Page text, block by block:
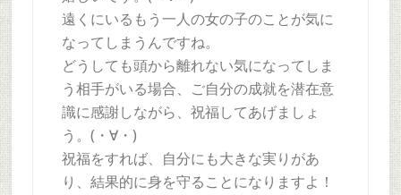
遠くにいるもう一人の女の子のことが気に
なってしまうんですね。
どうしても頭から離れない気になってしま
う相手がいる場合、ご自分の成就を潜在意
識に感謝しながら、祝福してあげましょ
う。(・∀・)
祝福をすれば、自分にも大きな実りがあ
り、結果的に身を守ることになりますよ！